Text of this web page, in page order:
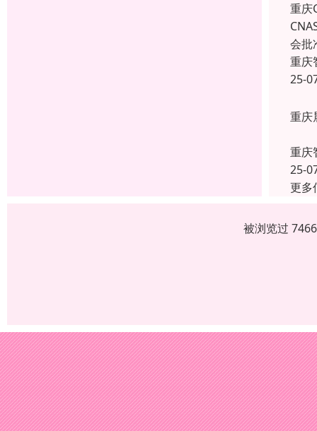
重庆
会批
重庆
25-
重庆
重庆
25-
更多
被浏览过